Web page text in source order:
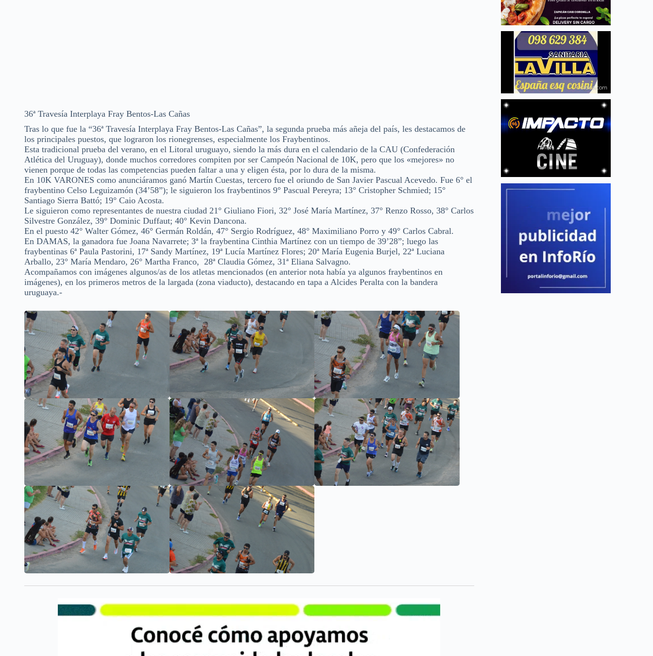
36ª Travesía Interplaya Fray Bentos-Las Cañas
Tras lo que fue la “36ª Travesía Interplaya Fray Bentos-Las Cañas”, la segunda prueba más añeja del país, les destacamos de
los principales puestos, que lograron los rionegrenses, especialmente los Fraybentinos.
Esta tradicional prueba del verano, en el Litoral uruguayo, siendo la más dura en el calendario de la CAU (Confederación
Atlética del Uruguay), donde muchos corredores compiten por ser Campeón Nacional de 10K, pero que los «mejores» no
vienen porque de todas las competencias pueden faltar a una y eligen ésta, por lo dura de la misma.
En 10K VARONES como anunciáramos ganó Martín Cuestas, tercero fue el oriundo de San Javier Pascual Acevedo. Fue 6° el
fraybentino Celso Leguizamón (34’58”); le siguieron los fraybentinos 9° Pascual Pereyra; 13° Cristopher Schmied; 15°
Santiago Sierra Battó; 19° Caio Acosta.
Le siguieron como representantes de nuestra ciudad 21° Giuliano Fiori, 32° José María Martínez, 37° Renzo Rosso, 38° Carlos
Silvestre González, 39° Dominic Duffaut; 40° Kevin Dancona.
En el puesto 42° Walter Gómez, 46° Germán Roldán, 47° Sergio Rodríguez, 48° Maximiliano Porro y 49° Carlos Cabral.
En DAMAS, la ganadora fue Joana Navarrete; 3ª la fraybentina Cinthia Martínez con un tiempo de 39’28”; luego las
fraybentinas 6ª Paula Pastorini, 17ª Sandy Martínez, 19ª Lucía Martínez Flores; 20ª María Eugenia Burjel, 22ª Luciana
Arballo, 23° María Mendaro, 26° Martha Franco, 28ª Claudia Gómez, 31ª Eliana Salvagno.
Acompañamos con imágenes algunos/as de los atletas mencionados (en anterior nota había ya algunos fraybentinos en
imágenes), en los primeros metros de la largada (zona viaducto), destacando en tapa a Alcides Peralta con la bandera
uruguaya.-